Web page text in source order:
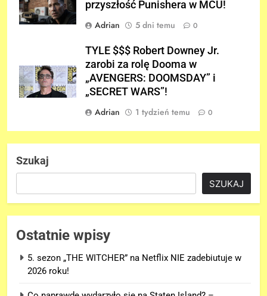
przyszłość Punishera w MCU!
Adrian
5 dni temu 0
TYLE $$$ Robert Downey Jr.
zarobi za rolę Dooma w
„AVENGERS: DOOMSDAY” i
„SECRET WARS”!
Adrian
1 tydzień temu 0
Szukaj
SZUKAJ
Ostatnie wpisy
5. sezon „THE WITCHER” na Netflix NIE zadebiutuje w
2026 roku!